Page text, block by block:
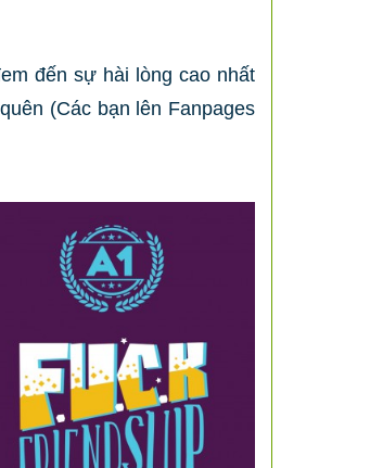
đến sự hài lòng cao nhất
(Các bạn lên Fanpages